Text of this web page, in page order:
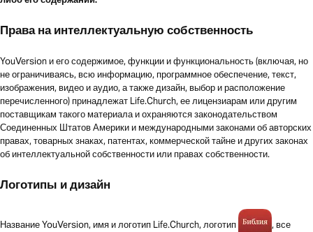
Права на интеллектуальную собственность
YouVersion и его содержимое, функции и функциональность (включая, но
не ограничиваясь, всю информацию, программное обеспечение, текст,
изображения, видео и аудио, а также дизайн, выбор и расположение
перечисленного) принадлежат Life.Church, ее лицензиарам или другим
поставщикам такого материала и охраняются законодательством
Соединенных Штатов Америки и международными законами об авторских
правах, товарных знаках, патентах, коммерческой тайне и других законах
об интеллектуальной собственности или правах собственности.
Логотипы и дизайн
Название YouVersion, имя и логотип Life.Church, логотип , все